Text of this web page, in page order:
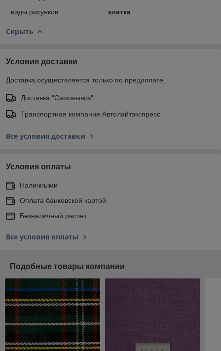
виды рисунков
клетка
Скрыть
Условия доставки
Доставка осуществляется только по предоплате.
Доставка "Самовывоз"
Транспортная компания Автолайтэкспресс
Все условия доставки
Условия оплаты
Наличными
Оплата банковской картой
Безналичный расчет
Все условия оплаты
Подобные товары компании